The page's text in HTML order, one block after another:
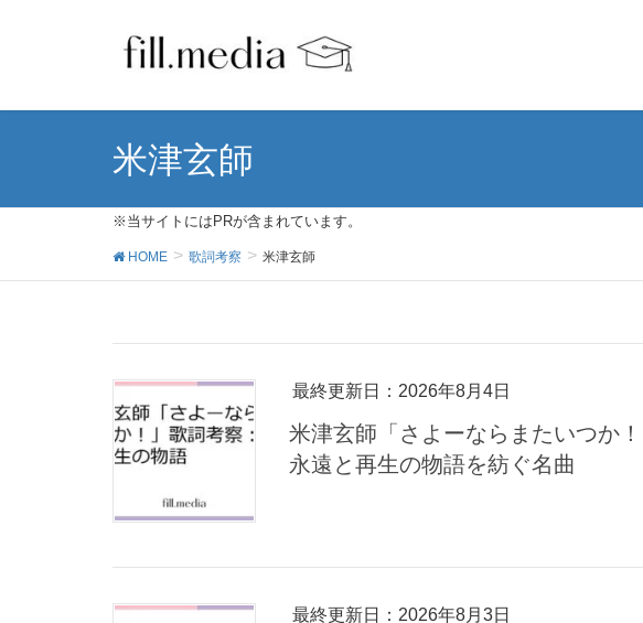
米津玄師
※当サイトにはPRが含まれています。
HOME 歌詞考察 米津玄師
最終更新日：2026年8月4日
米津玄師「さよーならまたいつか
永遠と再生の物語を紡ぐ名曲
最終更新日：2026年8月3日